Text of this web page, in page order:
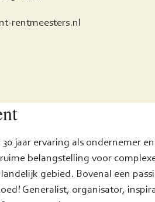
jaar ervaring als ondernemer en
belangstelling voor
gebied. Bovenal een
Generalist, organisator,
rentmeesters.nl